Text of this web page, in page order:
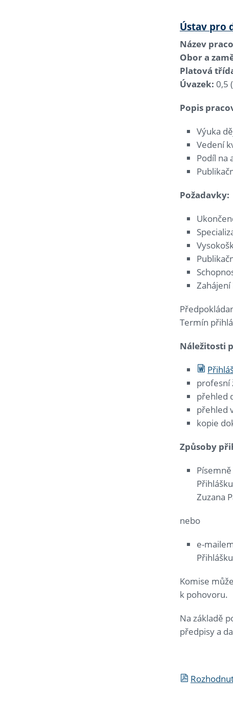
Ústav pro
Název
Obor a
Platová
Úvazek: 0,5
Popis
Výuka
Vedení
Podíl na
Požadavky:
Termín
Náležitosti
profesní
přehled
přehled
kopie
Způsoby
Zuzana
nebo
e-
Komise
k pohovoru.
Na základě
předpisy a